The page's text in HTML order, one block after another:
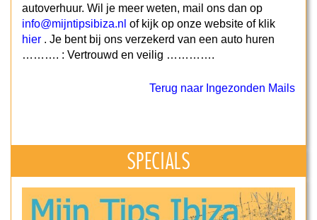
autoverhuur. Wil je meer weten, mail ons dan op
info@mijntipsibiza.nl of kijk op onze website of klik
hier . Je bent bij ons verzekerd van een auto huren
………. : Vertrouwd en veilig ………….
Terug naar Ingezonden Mails
SPECIALS